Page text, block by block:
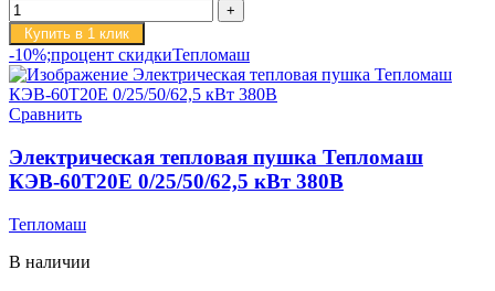
Купить в 1 клик
-10%;процент скидкиТепломаш
Сравнить
Электрическая тепловая пушка Тепломаш
КЭВ-60Т20Е 0/25/50/62,5 кВт 380В
Тепломаш
В наличии